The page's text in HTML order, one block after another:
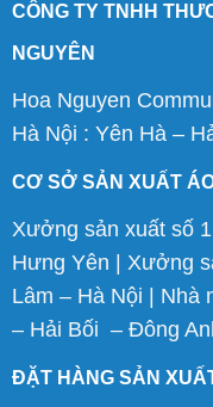
CÔNG TY TNHH
NGUYÊN
Hoa Nguyen
Hà Nội : Yên Hà –
CƠ SỞ SẢN XUẤT
Xưởng sản xuất số
Hưng Yên | Xưởng
Lâm – Hà Nội | Nhà
– Hải Bối – Đông
ĐẶT HÀNG SẢN